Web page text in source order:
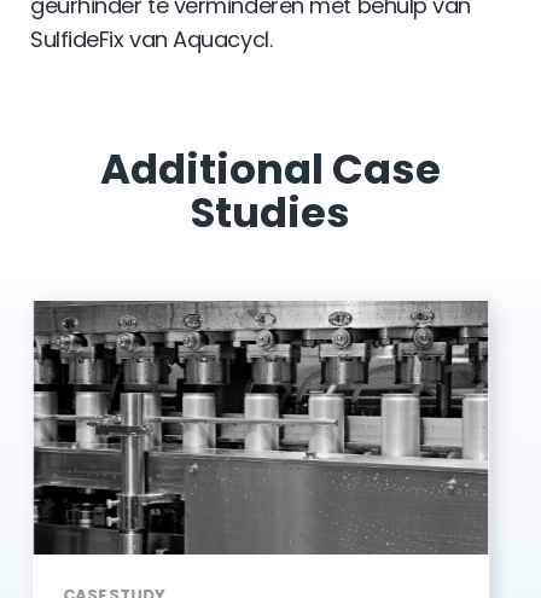
SulfideFix van Aquacycl.
Additional Case
Studies